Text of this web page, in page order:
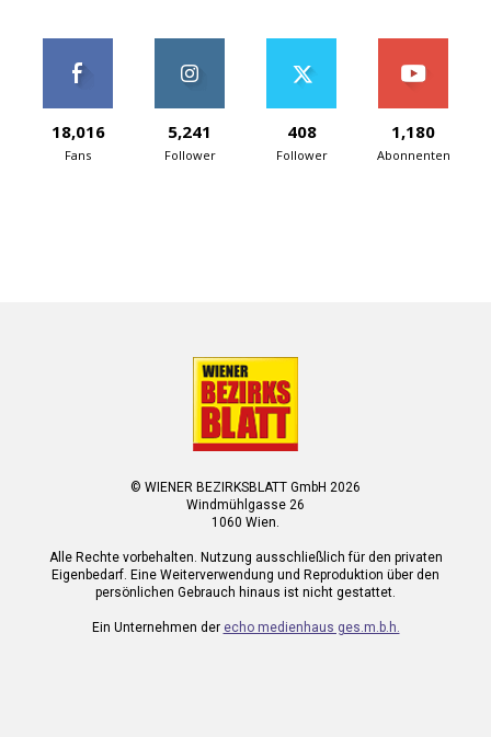
18,016
Fans
5,241
Follower
408
Follower
1,180
Abonnenten
© WIENER BEZIRKSBLATT GmbH 2026
Windmühlgasse 26
1060 Wien.
Alle Rechte vorbehalten. Nutzung ausschließlich für den privaten
Eigenbedarf. Eine Weiterverwendung und Reproduktion über den
persönlichen Gebrauch hinaus ist nicht gestattet.
Ein Unternehmen der echo medienhaus ges.m.b.h.